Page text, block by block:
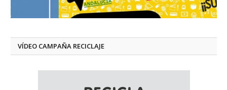
VÍDEO CAMPAÑA RECICLAJE